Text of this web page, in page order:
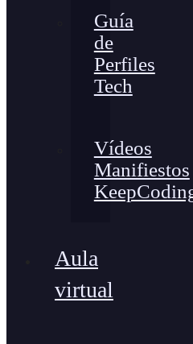
Guía
de
Perfiles
Tech
Vídeos
Manifiestos
Aula
virtual